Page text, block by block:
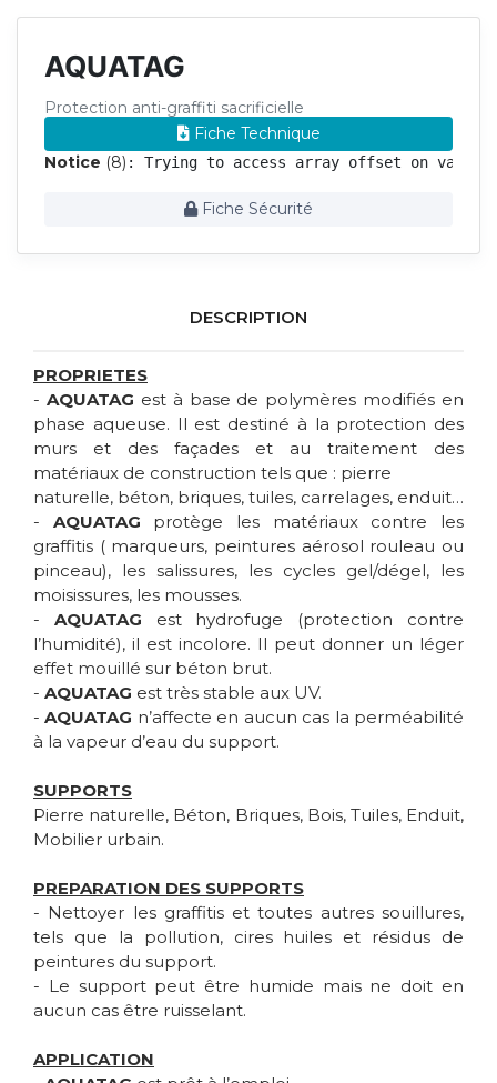
AQUATAG
Protection anti-graffiti sacrificielle
Fiche Technique
Notice (8) : Trying to access array offset on
Fiche Sécurité
DESCRIPTION
PROPRIETES
- AQUATAG est à base de polymères modifiés en
phase aqueuse. Il est destiné à la protection des
murs et des façades et au traitement des
matériaux de construction tels que : pierre
naturelle, béton, briques, tuiles, carrelages, enduit…
- AQUATAG protège les matériaux contre les
graffitis ( marqueurs, peintures aérosol rouleau ou
pinceau), les salissures, les cycles gel/dégel, les
moisissures, les mousses.
- AQUATAG est hydrofuge (protection contre
l’humidité), il est incolore. Il peut donner un léger
effet mouillé sur béton brut.
- AQUATAG est très stable aux UV.
-AQUATAG n’affecte en aucun cas la perméabilité
à la vapeur d’eau du support.
SUPPORTS
Pierre naturelle, Béton, Briques, Bois, Tuiles, Enduit,
Mobilier urbain.
PREPARATION DES SUPPORTS
- Nettoyer les graffitis et toutes autres souillures,
tels que la pollution, cires huiles et résidus de
peintures du support.
- Le support peut être humide mais ne doit en
aucun cas être ruisselant.
APPLICATION